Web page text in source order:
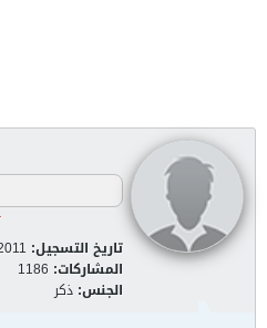
تاريخ التسجيل:
المشاركات: 1186
الجنس: ذكر